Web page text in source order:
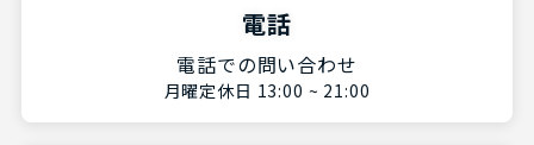
電話
電話での問い合わせ
月曜定休日 13:00 ~ 21:00